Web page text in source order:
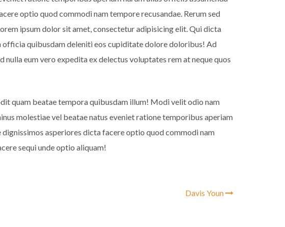
optio quod commodi nam tempore recusandae. Rerum sed
ipsum dolor sit amet, consectetur adipisicing elit. Qui dicta
officia quibusdam deleniti eos cupiditate dolore doloribus! Ad
eum vero expedita ex delectus voluptates rem at neque quos
quam beatae tempora quibusdam illum! Modi velit odio nam
molestiae vel beatae natus eveniet ratione temporibus aperiam
asperiores dicta facere optio quod commodi nam
sequi unde optio aliquam!
Davis Youn